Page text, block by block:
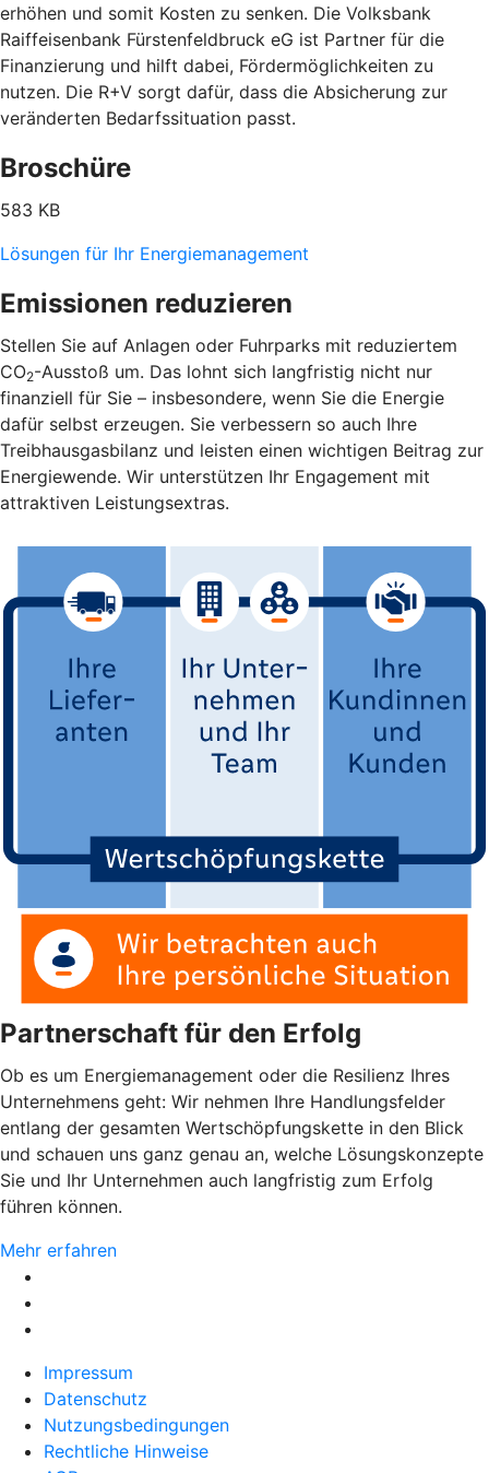
erhöhen und somit Kosten zu senken. Die Volksbank
Raiffeisenbank Fürstenfeldbruck eG ist Partner für die
Finanzierung und hilft dabei, Fördermöglichkeiten zu
nutzen. Die R+V sorgt dafür, dass die Absicherung zur
veränderten Bedarfssituation passt.
Broschüre
583 KB
Lösungen für Ihr Energiemanagement
Emissionen reduzieren
Stellen Sie auf Anlagen oder Fuhrparks mit reduziertem
CO2-Ausstoß um. Das lohnt sich langfristig nicht nur
finanziell für Sie – insbesondere, wenn Sie die Energie
dafür selbst erzeugen. Sie verbessern so auch Ihre
Treibhausgasbilanz und leisten einen wichtigen Beitrag zur
Energiewende. Wir unterstützen Ihr Engagement mit
attraktiven Leistungsextras.
Partnerschaft für den Erfolg
Ob es um Energiemanagement oder die Resilienz Ihres
Unternehmens geht: Wir nehmen Ihre Handlungsfelder
entlang der gesamten Wertschöpfungskette in den Blick
und schauen uns ganz genau an, welche Lösungskonzepte
Sie und Ihr Unternehmen auch langfristig zum Erfolg
führen können.
Mehr erfahren
Impressum
Datenschutz
Nutzungsbedingungen
Rechtliche Hinweise